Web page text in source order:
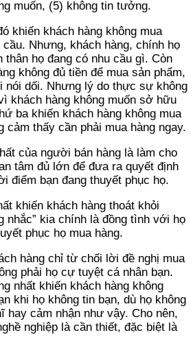
muốn, (5) không tin tưởng.
khiến khách hàng không mua
cầu. Nhưng, khách hàng, chính họ
thân họ đang có nhu cầu gì. Còn
không đủ tiền để mua sản phẩm,
nói dối. Nhưng lý do thực sự không
khách hàng không muốn sở hữu
ba khiến khách hàng không mua
cảm thấy cần phải mua hàng ngay.
của người bán hàng là làm cho
tâm đủ lớn để đưa ra quyết định
điểm bạn đang thuyết phục họ.
khiến khách hàng thoát khỏi
nhắc” kia chính là đồng tình với họ
phục họ mua hàng.
hàng chỉ từ chối lời đề nghị mua
phải họ cự tuyệt cá nhân bạn.
nhất khiến khách hàng không
khi họ không tin bạn, dù họ không
hay cảm nhận như vậy. Cho nên,
nghiệp là cần thiết, đặc biệt là